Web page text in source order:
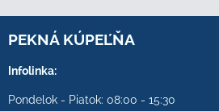
PEKNÁ KÚPEĽŇA
Infolinka:
Pondelok - Piatok: 08:00 - 15:30